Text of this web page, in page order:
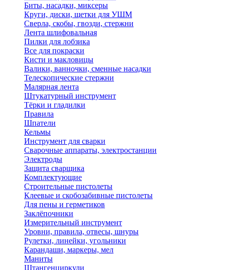
Биты, насадки, миксеры
Круги, диски, щетки для УШМ
Сверла, скобы, гвозди, стержни
Лента шлифовальная
Пилки для лобзика
Все для покраски
Кисти и макловицы
Валики, ванночки, сменные насадки
Телескопические стержни
Малярная лента
Штукатурный инструмент
Тёрки и гладилки
Правила
Шпатели
Кельмы
Инструмент для сварки
Сварочные аппараты, электростанции
Электроды
Защита сварщика
Комплектующие
Строительные пистолеты
Клеевые и скобозабивные пистолеты
Для пены и герметиков
Заклёпочники
Измерительный инструмент
Уровни, правила, отвесы, шнуры
Рулетки, линейки, угольники
Карандаши, маркеры, мел
Маниты
Штангенциркули